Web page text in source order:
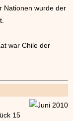
Nationen wurde der
war Chile der
15